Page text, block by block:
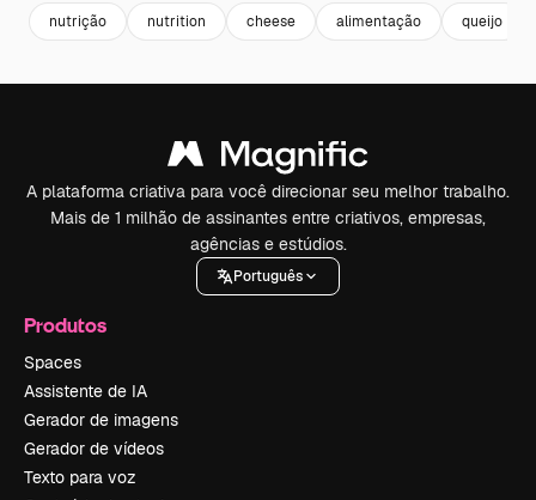
nutrição nutrition cheese alimentação queijo
A plataforma criativa para você direcionar seu melhor trabalho.
Mais de 1 milhão de assinantes entre criativos, empresas,
agências e estúdios.
Português
Produtos
Spaces
Assistente de IA
Gerador de imagens
Gerador de vídeos
Texto para voz